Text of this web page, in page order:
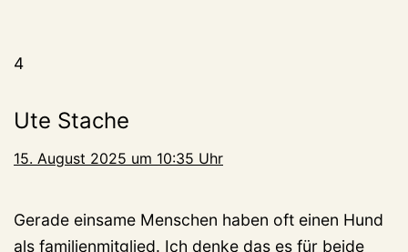
4
Ute Stache
15. August 2025 um 10:35 Uhr
Gerade einsame Menschen haben oft einen Hund
als familienmitglied. Ich denke das es für beide